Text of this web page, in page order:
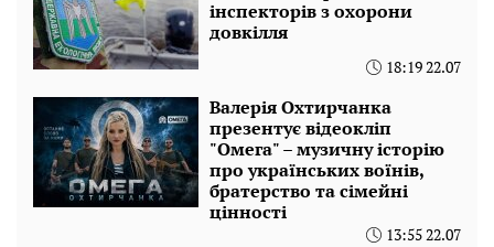
інспекторів з охорони
довкілля
18:19 22.07
Валерія Охтирчанка
презентує відеокліп
"Омега" – музичну історію
про українських воїнів,
братерство та сімейні
цінності
13:55 22.07